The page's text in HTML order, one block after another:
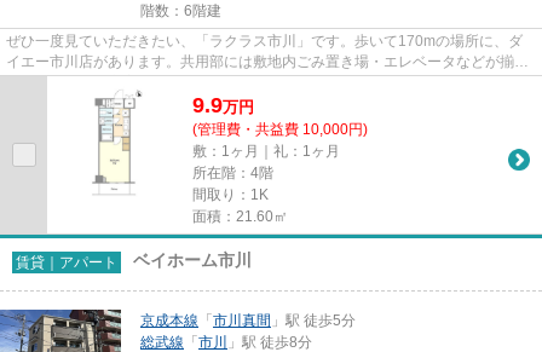
階数：6階建
ぜひ一度見ていただきたい、「ラクラス市川」です。歩いて170mの場所に、ダ
イエー市川店があります。共用部には敷地内ごみ置き場・エレベータなどが揃っ
9.9万円
(管理費・共益費 10,000円)
敷：1ヶ月｜礼：1ヶ月
所在階：4階
間取り：1K
面積：21.60㎡
賃貸｜アパート ベイホーム市川
京成本線 「 市川真間 」駅 徒歩5分
総武線 「 市川
」駅 徒歩8分